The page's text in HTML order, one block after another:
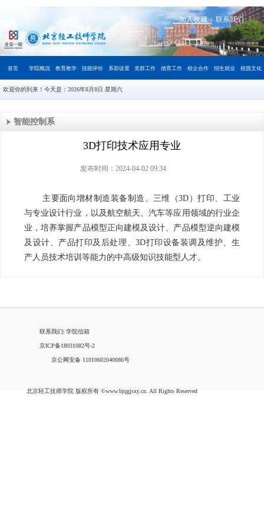
加入收藏 | 联系我们
首页 学院概况 教育教学 技能评价 系部设置 党群工作 德育工作 校企合作 招生就业 校园文化
欢迎你的到来！今天是： 2026年8月8日 星期六
智能控制系
3D打印技术应用专业
发布时间：2024-04-02 09:34
主要面向增材制造装备制造、三维（3D）打印、工业
与专业设计行业，以及航空航天、汽车等应用领域的行业企
业，培养掌握产品模型正向建模及设计、产品模型逆向建模
及设计、产品打印及后处理、3D打印设备装调及维护、生
产人员技术培训等能力的中高级知识技能型人才。
联系我们| 学院信箱
京ICP备18031082号-2
京公网安备 11010602040086号
北京轻工技师学院 版权所有 ©www.bjqgjsxy.cn. All Rights Reserved